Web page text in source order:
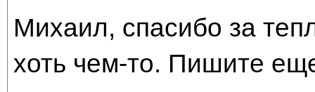
Михаил, спасибо за
хоть чем-то. Пишите